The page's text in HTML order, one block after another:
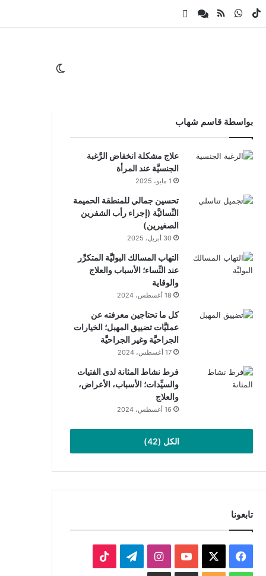
‫TikTokواتسابملخص الموقع RSS
Facebook Channel
الوضع المظلم
بواسطة قاسم شهاب
علاج مشكلة انخفاض الرَّغبة
الجنسيَّة عند المرأة
1 مايو، 2025
تحسين جمالي للمنطقة الحميمة
النِّسائيَّة (إجراء رأب الشفرين
الصغيرين)
30 أبريل، 2025
التهاب المسالك البوليَّة المتكرِّر
عند النِّساء؛ الأسباب والعلاج
والوقاية
18 أغسطس، 2024
كل ما تحتاجين معرفته عن
عمليَّات تضييق المهبل؛ الخيارات
الجراحيَّة وغير الجراحيَّة
17 أغسطس، 2024
فرط نشاط المثانة لدى الفتيات
والسيِّدات؛ الأسباب، الأعراض،
والعلاج
16 أغسطس، 2024
الكل (42)
تابعونا
فيسبوك ‫YouTubeانستقرامتيلقرام